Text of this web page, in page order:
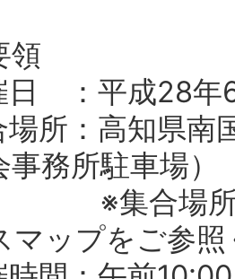
領
：平成28年6
所：高知県南
務所駐車場）
場所への
マップをご参